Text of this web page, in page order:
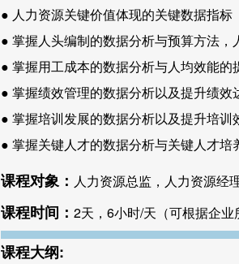
● 人力资源关键价值体现的关键数据指标
● 掌握人头编制的数据分析与预算方法
● 掌握用工成本的数据分析与人均效能的
● 掌握绩效管理的数据分析以及提升绩效
● 掌握培训发展的数据分析以及提升培训
● 掌握关键人才的数据分析与关键人才培
课程对象： 人力资源总监，人力资源经
课程时间： 2天，6小时/天（可根据企业
课程大纲: